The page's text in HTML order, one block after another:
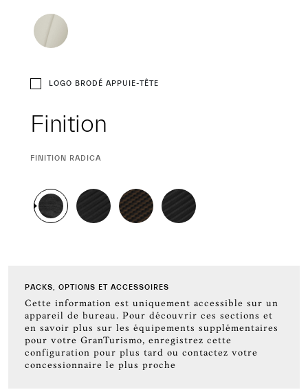
LOGO BRODÉ APPUIE-TÊTE
Finition
SÉLECTION
FINITION RADICA
PACKS, OPTIONS ET ACCESSOIRES
Cette information est uniquement accessible sur un
appareil de bureau. Pour découvrir ces sections et
en savoir plus sur les équipements supplémentaires
pour votre GranTurismo, enregistrez cette
configuration pour plus tard ou contactez votre
concessionnaire le plus proche